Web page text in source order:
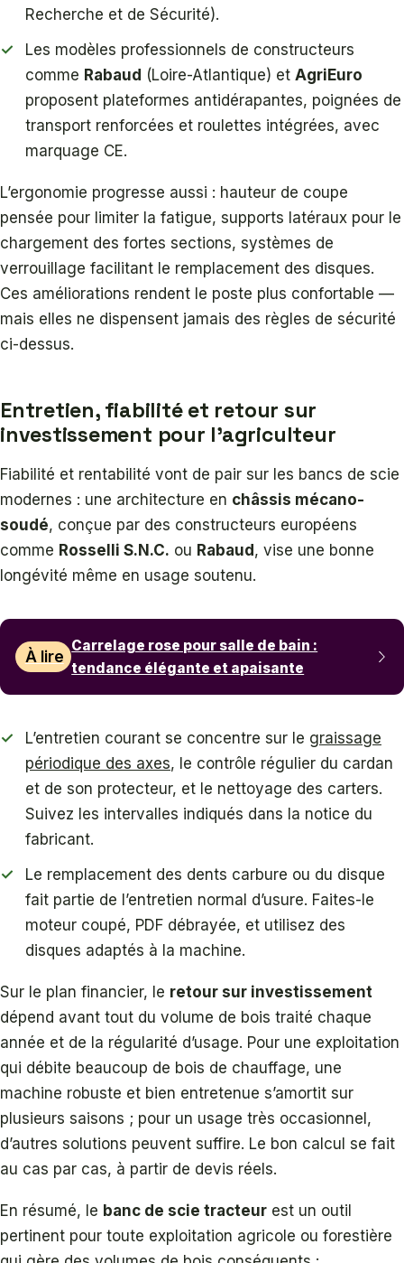
Recherche et de Sécurité).
Les modèles professionnels de constructeurs
comme Rabaud (Loire-Atlantique) et AgriEuro
proposent plateformes antidérapantes, poignées de
transport renforcées et roulettes intégrées, avec
marquage CE.
L’ergonomie progresse aussi : hauteur de coupe
pensée pour limiter la fatigue, supports latéraux pour le
chargement des fortes sections, systèmes de
verrouillage facilitant le remplacement des disques.
Ces améliorations rendent le poste plus confortable —
mais elles ne dispensent jamais des règles de sécurité
ci-dessus.
Entretien, fiabilité et retour sur
investissement pour l’agriculteur
Fiabilité et rentabilité vont de pair sur les bancs de scie
modernes : une architecture en châssis mécano-
soudé, conçue par des constructeurs européens
comme Rosselli S.N.C. ou Rabaud , vise une bonne
longévité même en usage soutenu.
À lire
Carrelage rose pour salle de bain :
tendance élégante et apaisante
L’entretien courant se concentre sur le graissage
périodique des axes, le contrôle régulier du cardan
et de son protecteur, et le nettoyage des carters.
Suivez les intervalles indiqués dans la notice du
fabricant.
Le remplacement des dents carbure ou du disque
fait partie de l’entretien normal d’usure. Faites-le
moteur coupé, PDF débrayée, et utilisez des
disques adaptés à la machine.
Sur le plan financier, le retour sur investissement
dépend avant tout du volume de bois traité chaque
année et de la régularité d’usage. Pour une exploitation
qui débite beaucoup de bois de chauffage, une
machine robuste et bien entretenue s’amortit sur
plusieurs saisons ; pour un usage très occasionnel,
d’autres solutions peuvent suffire. Le bon calcul se fait
au cas par cas, à partir de devis réels.
En résumé, le banc de scie tracteur est un outil
pertinent pour toute exploitation agricole ou forestière